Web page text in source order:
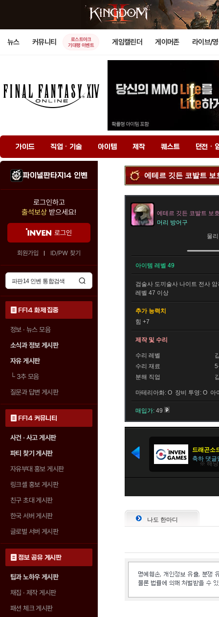
뉴스 커뮤니티
로스트아크
기대평 이벤트
게임캘린더 게이머존 라이브/
가이드 직업 · 기술 아이템 제작 퀘스트 던전 ·
파이널판타지14 인벤
로그인하고
출석보상 받으세요!
로그인
회원가입 ID/PW 찾기
FF14 화제 집중
정보 · 뉴스 모음
소식과 정보 게시판
자유 게시판
└3추 모음
질문과 답변 게시판
FF14 커뮤니티
사건 · 사고 게시판
파티 찾기 게시판
자유부대 홍보 게시판
링크셸 홍보 게시판
친구 초대 게시판
한국 서버 게시판
글로벌 서버 게시판
정보 공유 게시판
팁과 노하우 게시판
채집 · 제작 게시판
패션 체크 게시판
에테르 깃든 코발트 보
에테르 깃든 코발트 보
머리 방어구
물
아이템 레벨 49
검술사 도끼술사 나이트 전사 암
레벨 47 이상
추가 능력치
힘 +7
제작 및 수리
수리 레벨
수리 재료
5
분해 직업
마테리아화: O 장비 투영: O 아
매입가: 49
나도 한마디